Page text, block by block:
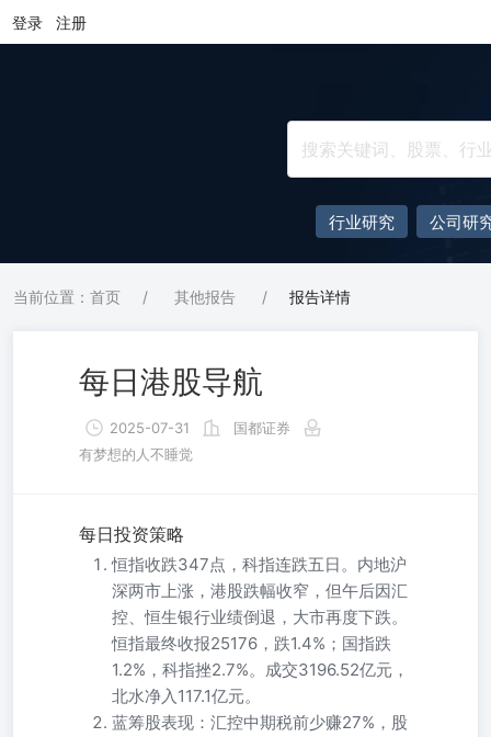
登录 注册
行业研究 公司研
当前位置：首页 / 其他报告 / 报告详情
每日港股导航
2025-07-31
国都证券
有梦想的人不睡觉
每日投资策略
恒指收跌347点，科指连跌五日。内地沪
深两市上涨，港股跌幅收窄，但午后因汇
控、恒生银行业绩倒退，大市再度下跌。
恒指最终收报25176，跌1.4%；国指跌
1.2%，科指挫2.7%。成交3196.52亿元，
北水净入117.1亿元。
蓝筹股表现：汇控中期税前少赚27%，股